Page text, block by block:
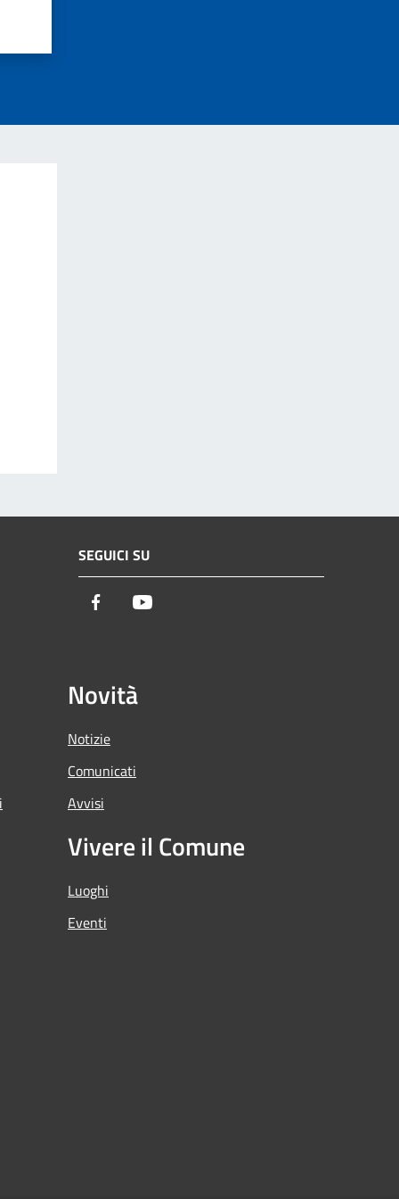
SEGUICI SU
Facebook
Novità
Notizie
Comunicati
Avvisi
Vivere il Comune
Luoghi
Eventi